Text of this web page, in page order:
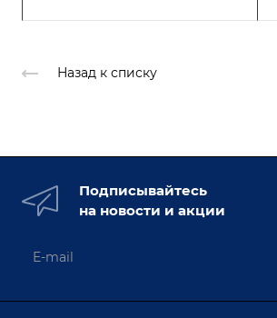
Назад к списку
Подписывайтесь
на новости и акции